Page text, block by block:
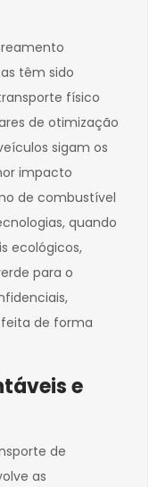
têm sido
físico
de otimização
sigam os
impacto
de combustível
quando
ecológicos,
para o
de forma
e
de
as